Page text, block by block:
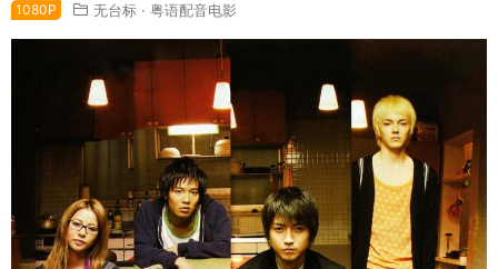
1080P 无台标 · 粤语配音电影